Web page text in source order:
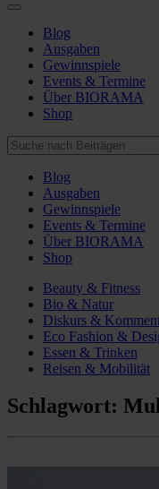
Blog
Ausgaben
Gewinnspiele
Events & Termine
Über BIORAMA
Shop
Blog
Ausgaben
Gewinnspiele
Events & Termine
Über BIORAMA
Shop
Beauty & Fitness
Bio & Natur
Diskurs &
Eco Fashion &
Essen & Trinken
Reisen & Mobilität
Schlagwort: